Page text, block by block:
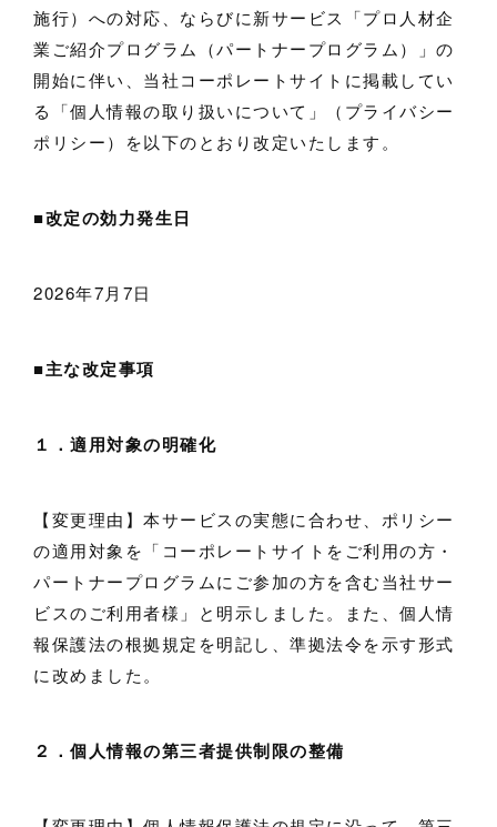
施行）への対応、ならびに新サービス「プロ人材企
業ご紹介プログラム（パートナープログラム）」の
開始に伴い、当社コーポレートサイトに掲載してい
る「個人情報の取り扱いについて」（プライバシー
ポリシー）を以下のとおり改定いたします。
■改定の効力発生日
2026年7月7日
■主な改定事項
１．適用対象の明確化
【変更理由】本サービスの実態に合わせ、ポリシー
の適用対象を「コーポレートサイトをご利用の方・
パートナープログラムにご参加の方を含む当社サー
ビスのご利用者様」と明示しました。また、個人情
報保護法の根拠規定を明記し、準拠法令を示す形式
に改めました。
２．個人情報の第三者提供制限の整備